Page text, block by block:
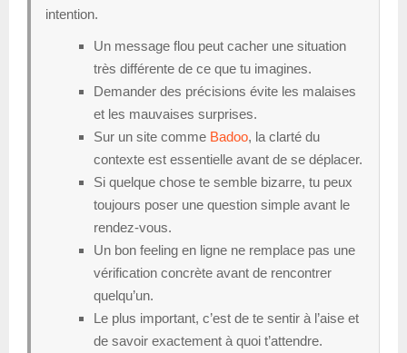
intention.
Un message flou peut cacher une situation
très différente de ce que tu imagines.
Demander des précisions évite les malaises
et les mauvaises surprises.
Sur un site comme Badoo, la clarté du
contexte est essentielle avant de se déplacer.
Si quelque chose te semble bizarre, tu peux
toujours poser une question simple avant le
rendez-vous.
Un bon feeling en ligne ne remplace pas une
vérification concrète avant de rencontrer
quelqu’un.
Le plus important, c’est de te sentir à l’aise et
de savoir exactement à quoi t’attendre.